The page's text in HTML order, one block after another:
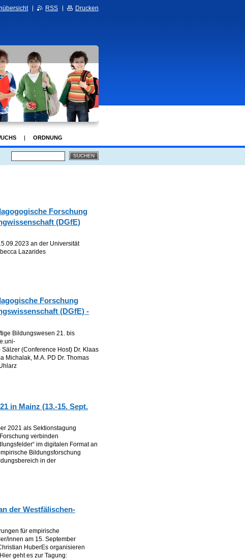
ORDNUNG
Forschung
(DGfE)
an der Universität
Lazarides
Forschung
(DGfE) -
Bildungswesen 21. bis
(Conference Host) Dr. Klaas
Michalak, M.A. PD Dr. Thomas
in Mainz (13.-15. Sept.
2021 als Sektionstagung
verbinden
im digitalen Format an
Bildungsforschung
in der
der Westfälischen-
für empirische
innen am 15. September
HuberEs organisieren
geht es zur Tagung:
RSS Drucken